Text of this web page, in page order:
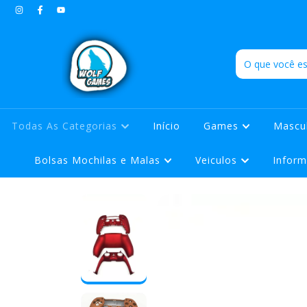
Todas As Categorias Início Games
Bolsas Mochilas e Malas Veiculos